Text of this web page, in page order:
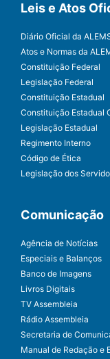
Leis e Atos
Diário Oficial da
Atos e Normas da
Constituição Federal
Legislação Federal
Constituição Estadual
Constituição Estadual
Legislação Estadual
Regimento Interno
Código de Ética
Legislação dos
Comunicação
Agência de Notícias
Especiais e Balanços
Banco de Imagens
Livros Digitais
TV Assembleia
Rádio Assembleia
Secretaria de
Manual de Redação e